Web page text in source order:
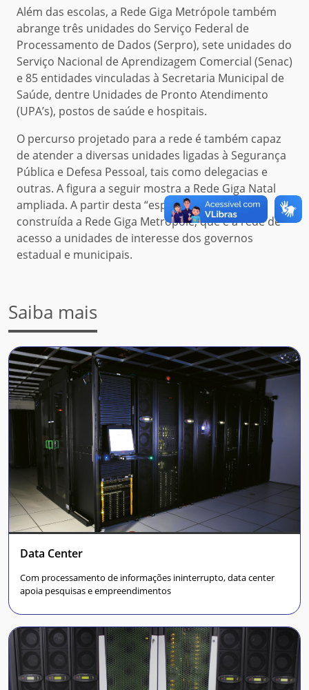
Além das escolas, a Rede Giga Metrópole também
abrange três unidades do Serviço Federal de
Processamento de Dados (Serpro), sete unidades do
Serviço Nacional de Aprendizagem Comercial (Senac)
e 85 entidades vinculadas à Secretaria Municipal de
Saúde, dentre Unidades de Pronto Atendimento
(UPA’s), postos de saúde e hospitais.
O percurso projetado para a rede é também capaz
de atender a diversas unidades ligadas à Segurança
Pública e Defesa Pessoal, tais como delegacias e
outras. A figura a seguir mostra a Rede Giga Natal
ampliada. A partir desta “espinha dorsal”, foi
construída a Rede Giga Metrópole, que é a rede de
acesso a unidades de interesse dos governos
estadual e municipais.
Saiba mais
Data Center
Com processamento de informações ininterrupto, data center
apoia pesquisas e empreendimentos